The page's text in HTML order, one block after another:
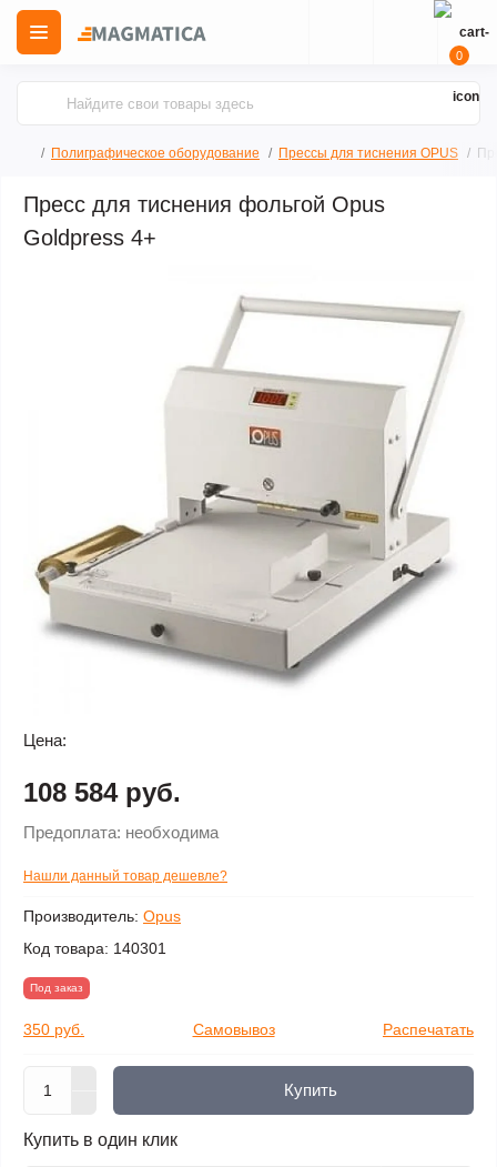
0
Полиграфическое оборудование Прессы для тиснения OPUS
Пресс для тиснения фольгой Opus
Goldpress 4+
Производитель: Opus
Код товара: 140301
Под заказ
350 руб. Самовывоз Распечатать
Цена:
108 584 руб.
Предоплата: необходима
Нашли данный товар дешевле?
Купить
Купить в один клик